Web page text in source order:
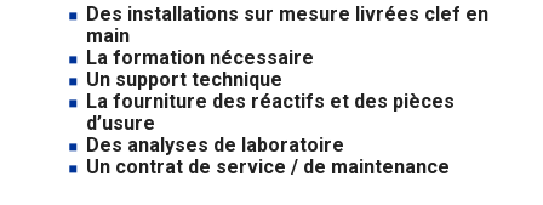
Des installations sur mesure livrées clef en
main
La formation nécessaire
Un support technique
La fourniture des réactifs et des pièces
d’usure
Des analyses de laboratoire
Un contrat de service / de maintenance